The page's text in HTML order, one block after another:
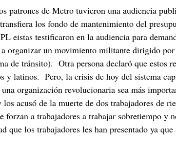
patrones de Metro tuvieron una audiencia
los fondo de mantenimiento del
eistas testificaron en la audiencia para
organizar un movimiento militante dirigido
de tránsito). Otra persona declaró que estos
y latinos. Pero, la crisis de hoy del sistema
organización revolucionaria sea más
acusó de la muerte de dos trabajadores de
a trabajadores a trabajar sobretiempo
que los trabajadores les han presentado ya